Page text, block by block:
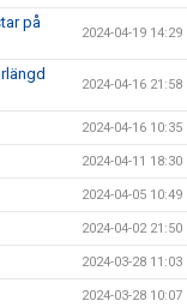
på
2024-04-19 14:29
2024-04-16 21:58
2024-04-16 10:35
2024-04-11 18:30
2024-04-05 10:49
2024-04-02 21:50
2024-03-28 11:03
2024-03-28 10:07